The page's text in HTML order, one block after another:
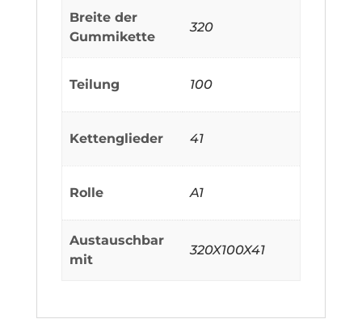
Breite der
Gummikette
320
Teilung 100
Kettenglieder 41
Rolle A1
Austauschbar
mit
320X100X41